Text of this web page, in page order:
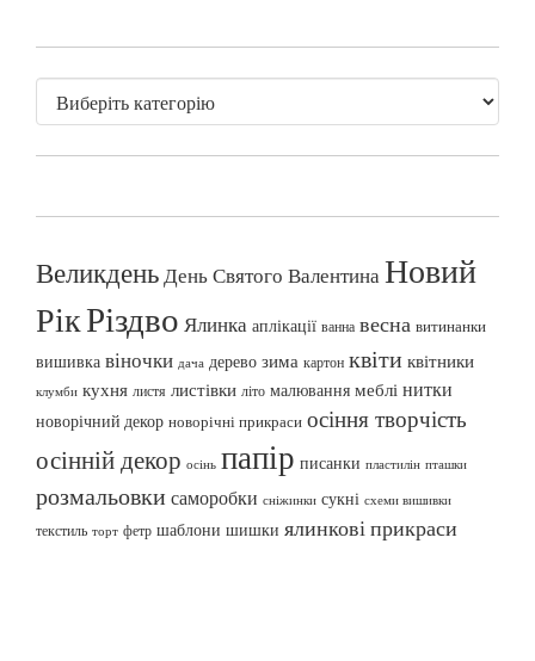
ВеликденьДень Святого ВалентинаНовий
РікРіздво Ялинка аплікації ванна весна витинанки
вишивка віночки дача дерево зима картон квіти квітники
клумби кухня листя листівки літо малювання меблі нитки
новорічний декор новорічні прикраси осіння творчість
осінній декор осінь папір писанки пластилін пташки
розмальовки саморобки сніжинки сукні схеми вишивки
текстиль торт фетр шаблони шишки ялинкові прикраси